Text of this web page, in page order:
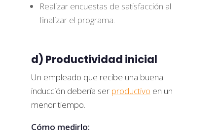
Realizar encuestas de satisfacción al
finalizar el programa.
d) Productividad inicial
Un empleado que recibe una buena
inducción debería ser productivo en un
menor tiempo.
Cómo medirlo: